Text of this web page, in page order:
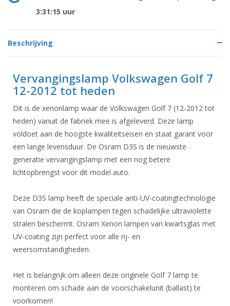
3:31:15 uur
Beschrijving
Vervangingslamp Volkswagen Golf 7
12-2012 tot heden
Dit is de xenonlamp waar de Volkswagen Golf 7 (12-2012 tot
heden) vanuit de fabriek mee is afgeleverd. Deze lamp
voldoet aan de hoogste kwaliteitseisen en staat garant voor
een lange levensduur. De Osram D3S is de nieuwste
generatie vervangingslamp met een nog betere
lichtopbrengst voor dit model auto.
Deze D3S lamp heeft de speciale anti-UV-coatingtechnologie
van Osram die de koplampen tegen schadelijke ultraviolette
stralen beschermt. Osram Xenon lampen van kwartsglas met
UV-coating zijn perfect voor alle rij- en
weersomstandigheden.
Het is belangrijk om alleen deze originele Golf 7 lamp te
monteren om schade aan de voorschakelunit (ballast) te
voorkomen!